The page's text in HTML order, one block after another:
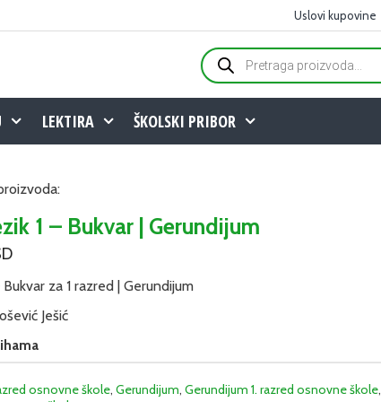
Uslovi kupovine
Products
search
LEKTIRA ŠKOLSKI PRIBOR
1 – Bukvar | Gerundijum
za 1 razred | Gerundijum
Ješić
osnovne škole,Gerundijum,Gerundijum 1. razred osnovne škole,